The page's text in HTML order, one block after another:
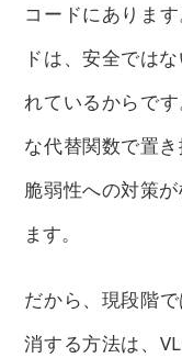
コードにありま
ドは、安全では
れているからで
な代替関数で置
脆弱性への対策
ます。
だから、現段階
消する方法は、